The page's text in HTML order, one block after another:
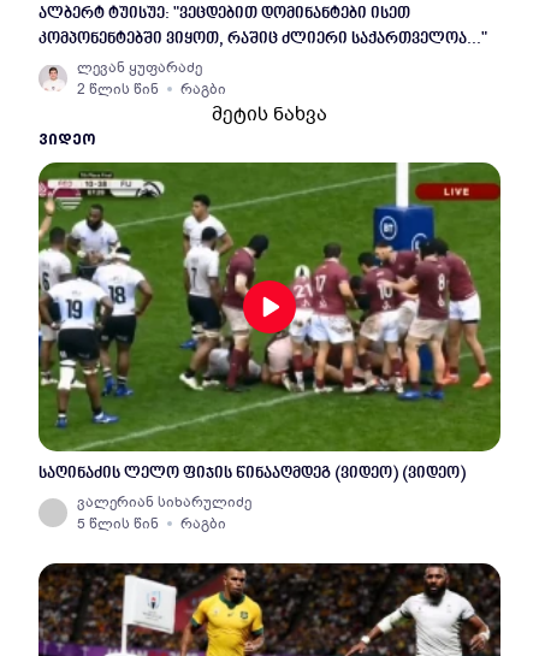
ალბერტ ტუისუე: "ვეცდებით დომინანტები ისეთ
კომპონენტებში ვიყოთ, რაშიც ძლიერი საქართველოა..."
ლევან ყუფარაძე
2 წლის წინ
რაგბი
მეტის ნახვა
ᲕᲘᲓᲔᲝ
საღინაძის ლელო ფიჯის წინააღმდეგ (ვიდეო) (ვიდეო)
ვალერიან სიხარულიძე
5 წლის წინ
რაგბი